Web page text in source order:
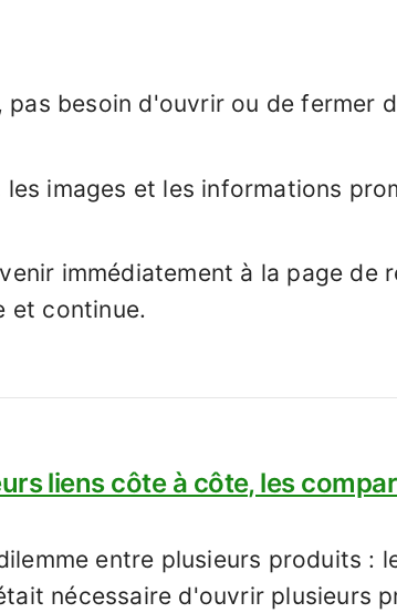
pas besoin d'ouvrir ou de fermer
images et les informations
immédiatement à la page de
et continue.
liens côte à côte, les
entre plusieurs produits :
nécessaire d'ouvrir plusieurs